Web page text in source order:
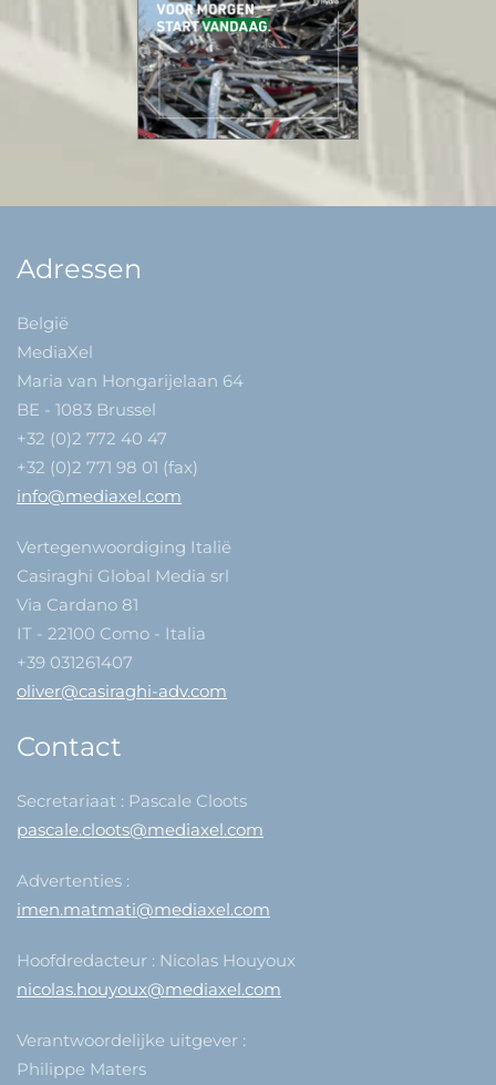
Adressen
België
MediaXel
Maria van Hongarijelaan 64
BE - 1083 Brussel
+32 (0)2 772 40 47
+32 (0)2 771 98 01 (fax)
info@mediaxel.com
Vertegenwoordiging Italië
Casiraghi Global Media srl
Via Cardano 81
IT - 22100 Como - Italia
+39 031261407
oliver@casiraghi-adv.com
Contact
Secretariaat : Pascale Cloots
pascale.cloots@mediaxel.com
Advertenties :
imen.matmati@mediaxel.com
Hoofdredacteur : Nicolas Houyoux
nicolas.houyoux@mediaxel.com
Verantwoordelijke uitgever :
Philippe Maters